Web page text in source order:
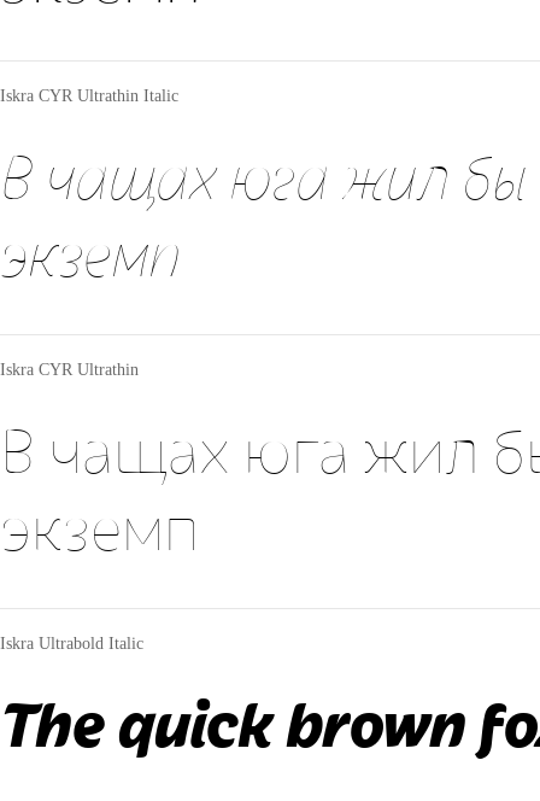
Iskra CYR Ultrathin Italic
В чащах юга жил
экземп
Iskra CYR Ultrathin
В чащах юга жил
экземп
Iskra Ultrabold Italic
The quick brown